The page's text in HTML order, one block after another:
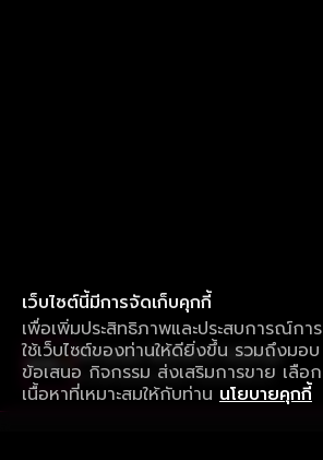
เว็บไซต์นี้มีการจัดเก็บคุกกี้
เพื่อเพิ่มประสิทธิภาพและประสบการณ์การ
ใช้เว็บไซต์ของท่านให้ดียิ่งขึ้น รวมถึงมอบ
ข้อเสนอ กิจกรรม ส่งเสริมการขาย เลือก
เนื้อหาที่เหมาะสมให้กับท่าน นโยบายคุกกี้
ใช้งานแอป ลื่นไหลกว่า ไม่มีสะดุด
ดาวน์โหลดแอปเพื่อการรับชมที่ดีกว่า